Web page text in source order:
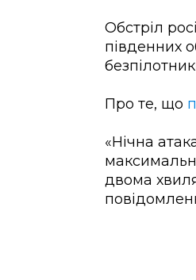
Обстріл
південних
Про те, що
«Нічна
двома